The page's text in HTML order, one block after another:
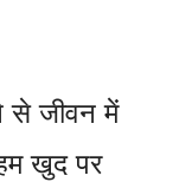
से जीवन में
खुद पर